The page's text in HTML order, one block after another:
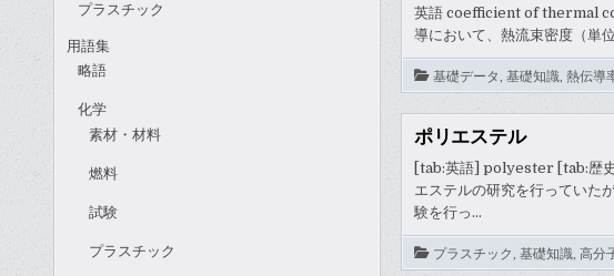
プラスチック
用語集
略語
化学
素材・材料
燃料
試験
プラスチック
英語 coefficient of thermal
導において、熱流束密度（単
基礎データ 基礎知識 熱伝導
ポリエステル
[tab:英語] polyester [tab:歴
エステルの研究を行っていた
験を行っ…
プラスチック 基礎知識 高分